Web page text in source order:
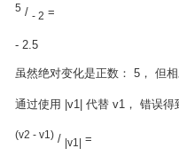
5 / - 2 =
- 2.5
虽然绝对变化是正数： 5， 但
通过使用 |v1| 代替 v1， 错误得
(v2 - v1) / |v1| =